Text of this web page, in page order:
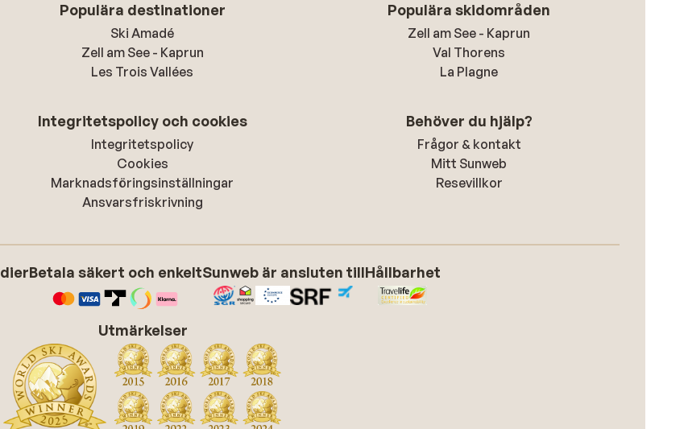
Populära destinationer
Ski Amadé
Zell am See - Kaprun
Les Trois Vallées
Populära skidområden
Zell am See - Kaprun
Val Thorens
La Plagne
Integritetspolicy och cookies
Integritetspolicy
Cookies
Marknadsföringsinställningar
Ansvarsfriskrivning
Behöver du hjälp?
Frågor & kontakt
Mitt Sunweb
Resevillkor
Betala säkert och enkeltSunweb är ansluten tillHållbarhet
Utmärkelser